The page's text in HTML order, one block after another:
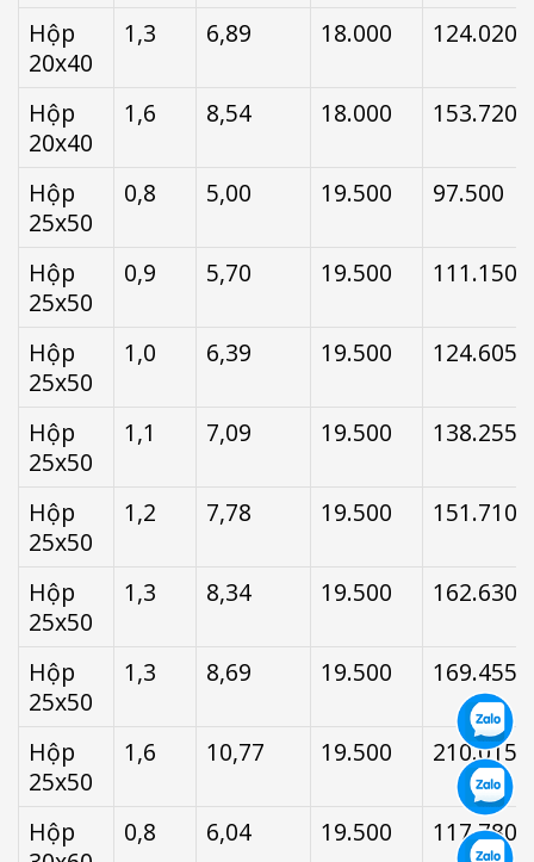
Hộp
20x40
1,3 6,89 18.000 124.020
Hộp
20x40
1,6 8,54 18.000 153.720
Hộp
25x50
0,8 5,00 19.500 97.500
Hộp
25x50
0,9 5,70 19.500 111.150
Hộp
25x50
1,0 6,39 19.500 124.605
Hộp
25x50
1,1 7,09 19.500 138.255
Hộp
25x50
1,2 7,78 19.500 151.710
Hộp
25x50
1,3 8,34 19.500 162.630
Hộp
25x50
1,3 8,69 19.500 169.455
Hộp
25x50
1,6 10,77 19.500 210.015
Hộp
0,8 6,04 19.500 117.780